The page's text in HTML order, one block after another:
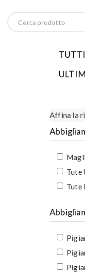
Affina la
Tute
Tute